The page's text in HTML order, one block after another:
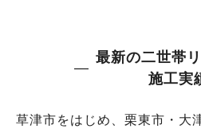
最新の二世帯
施工実
草津市をはじめ、栗東市・大